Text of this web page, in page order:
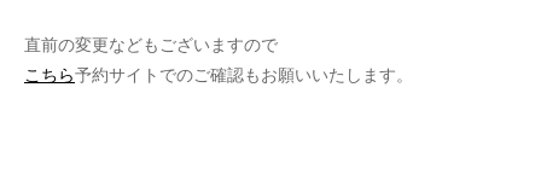
直前の変更などもございますので
こちら予約サイトでのご確認もお願いいたします。